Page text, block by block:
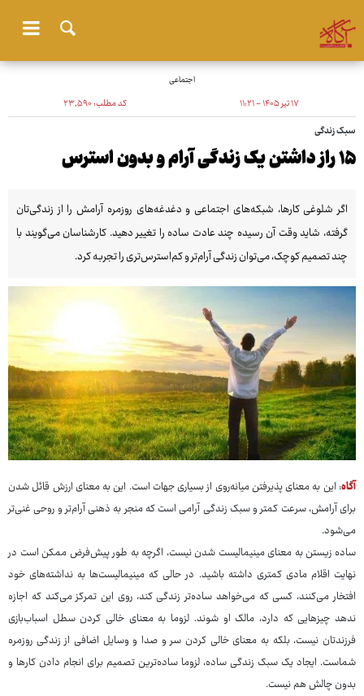
اجتماعی
۱۷ تیر ۱۴۰۵ - ۱۱:۲۱ کد مطلب:۲۳٬۵۹۰
سبک زندگی
۱۵ راز داشتن یک زندگی آرام و بدون استرس
اگر شلوغی کارها، شبکه‌های اجتماعی و دغدغه‌های روزمره آرامش را از زندگی‌تان
گرفته، شاید وقت آن رسیده چند عادت ساده را تغییر دهید. کارشناسان می‌گویند با
چند تصمیم کوچک، می‌توان زندگی آرام‌تر و کم‌استرس‌تری را تجربه کرد.
آگاه: این به معنای پذیرفتن میانه‌روی از بسیاری جهات است. این به معنای ارزش قائل شدن
برای آرامش، سرعت کمتر و سبک زندگی آرامی است که منجر به ذهنی آرام‌تر و روحی غنی‌تر
می‌شود.
ساده زیستن به معنای مینیمالیست شدن نیست، اگرچه به طور پیش‌فرض ممکن است در
نهایت اقلام مادی کمتری داشته باشید. در حالی که مینیمالیست‌ها به نداشته‌های خود
افتخار می‌کنند، کسی که می‌خواهد ساده‌تر زندگی کند، روی این تمرکز می‌کند که اجازه
ندهد چیزهایی که دارد، مالک او شوند. لزوما به معنای خالی کردن سطل اسباب‌بازی
فرزندتان نیست، بلکه به معنای خالی کردن سر و صدا و وسایل اضافی از زندگی روزمره
شماست. ایجاد یک سبک زندگی ساده، لزوما ساده‌ترین تصمیم برای انجام دادن کارها و
بدون چالش هم نیست.